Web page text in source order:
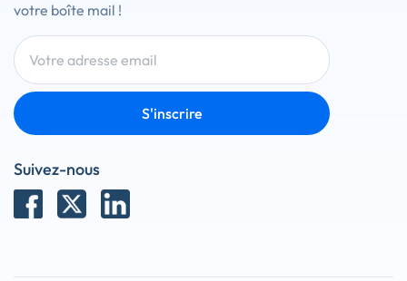
votre boîte mail !
S'inscrire
Suivez-nous